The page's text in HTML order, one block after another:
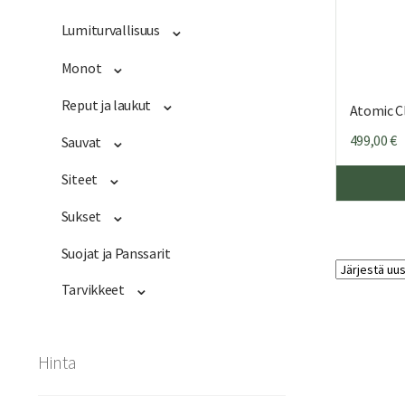
Atomic
499,00€
Lumiturvallisuus
Monot
Reput ja laukut
Sauvat
Siteet
Sukset
Suojat ja Panssarit
Tarvikkeet
Hinta